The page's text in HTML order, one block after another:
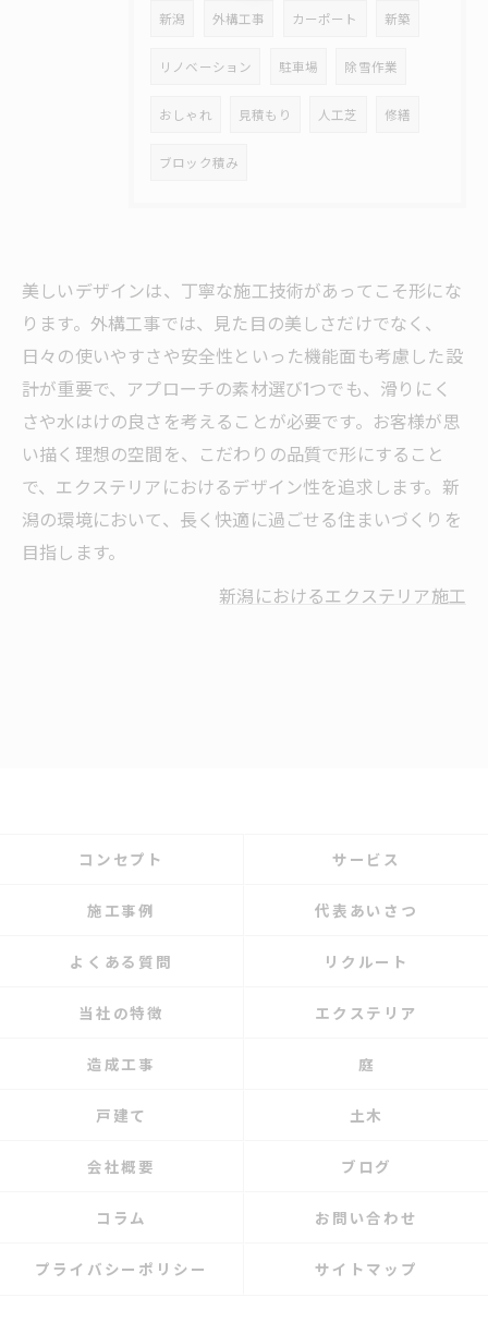
新潟 外構工事 カーポート 新築
リノベーション 駐車場 除雪作業
おしゃれ 見積もり 人工芝 修繕
ブロック積み
美しいデザインは、丁寧な施工技術があってこそ形にな
ります。外構工事では、見た目の美しさだけでなく、
日々の使いやすさや安全性といった機能面も考慮した設
計が重要で、アプローチの素材選び1つでも、滑りにく
さや水はけの良さを考えることが必要です。お客様が思
い描く理想の空間を、こだわりの品質で形にすること
で、エクステリアにおけるデザイン性を追求します。新
潟の環境において、長く快適に過ごせる住まいづくりを
目指します。
新潟におけるエクステリア施工
コンセプト サービス
施工事例 代表あいさつ
よくある質問 リクルート
当社の特徴 エクステリア
造成工事 庭
戸建て 土木
会社概要 ブログ
コラム お問い合わせ
プライバシーポリシー サイトマップ